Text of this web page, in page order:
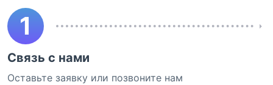
1
Связь с нами
Оставьте заявку или позвоните нам